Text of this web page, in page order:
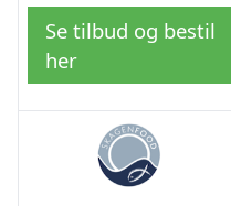
Se tilbud og bestil
her